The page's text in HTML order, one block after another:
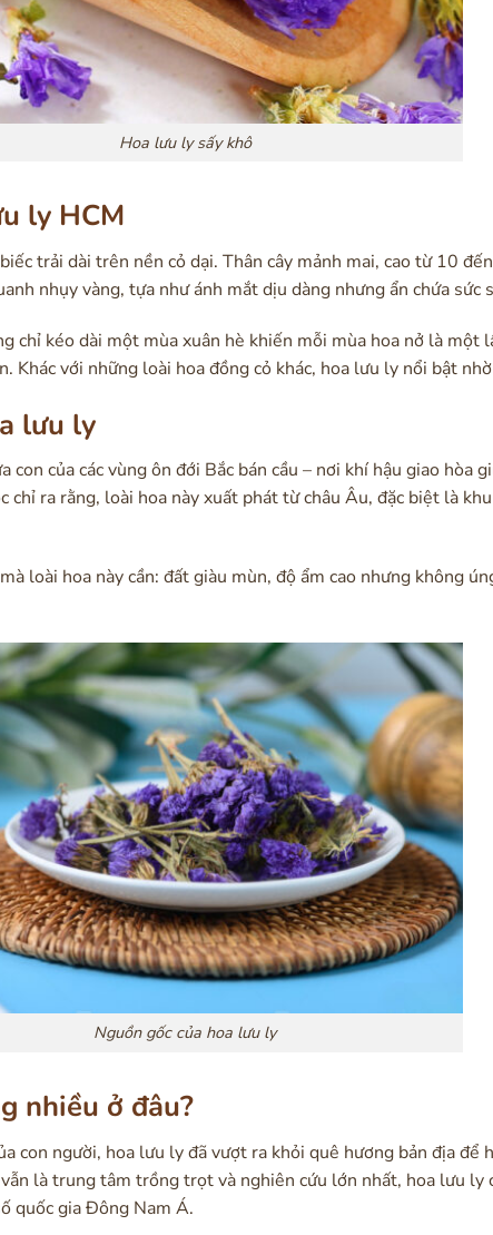
Hoa lưu ly sấy khô
ly HCM
trải dài trên nền cỏ dại. Thân cây mảnh mai, cao từ 10
nhụy vàng, tựa như ánh mắt dịu dàng nhưng ẩn chứa sức
chỉ kéo dài một mùa xuân hè khiến mỗi mùa hoa nở là một
Khác với những loài hoa đồng cỏ khác, hoa lưu ly nổi bật
lưu ly
của các vùng ôn đới Bắc bán cầu – nơi khí hậu giao hòa
chỉ ra rằng, loài hoa này xuất phát từ châu Âu, đặc biệt là
loài hoa này cần: đất giàu mùn, độ ẩm cao nhưng không
Nguồn gốc của hoa lưu ly
nhiều ở đâu?
con người, hoa lưu ly đã vượt ra khỏi quê hương bản địa để
là trung tâm trồng trọt và nghiên cứu lớn nhất, hoa lưu
quốc gia Đông Nam Á.